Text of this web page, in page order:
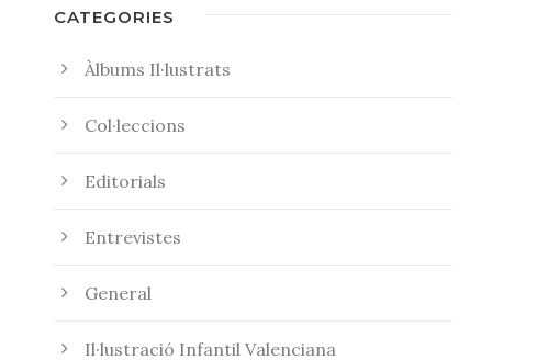
CATEGORIES
Àlbums Il·lustrats
Col·leccions
Editorials
Entrevistes
General
Il·lustració Infantil Valenciana